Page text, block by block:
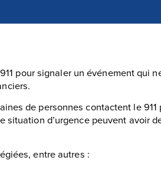
pour signaler un événement qui
de personnes contactent le 911
situation d’urgence peuvent avoir
entre autres :